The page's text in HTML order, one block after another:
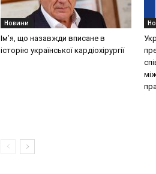
Новини
Ім’я, що назавжди вписане в
історію української кардіохірургії